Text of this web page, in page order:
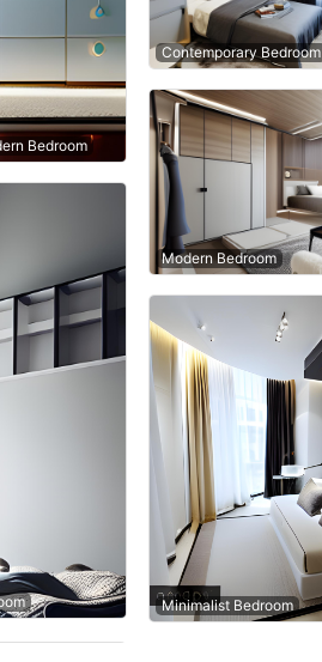
Bedroom
Contemporary Bedroom
Modern Bedroom
Minimalist Bedroom